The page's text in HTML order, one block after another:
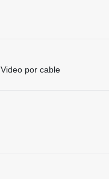
Video por cable